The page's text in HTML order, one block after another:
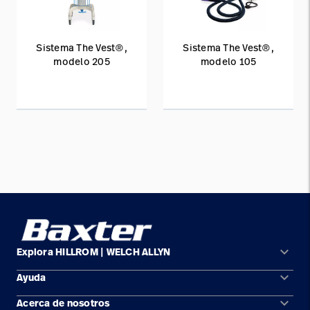
Sistema The Vest®,
modelo 205
Sistema The Vest®,
modelo 105
Explora HILLROM | WELCH ALLYN keyboard_arrow_down
Soluciones
Productos
Ayuda keyboard_arrow_down
Comunícate con nosotros
Acerca de nosotros keyboard_arrow_down